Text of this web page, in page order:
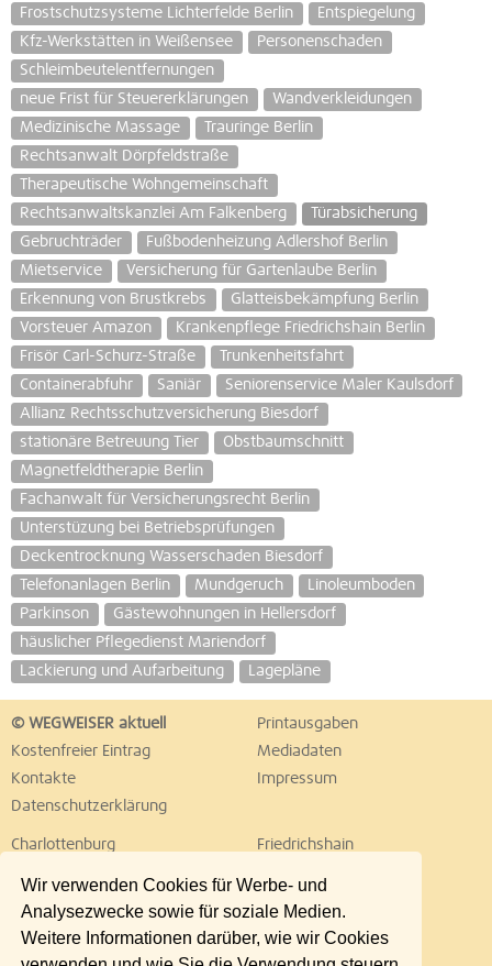
Wir verwenden Cookies für Werbe- und
Analysezwecke sowie für soziale Medien.
Weitere Informationen darüber, wie wir Cookies
Frostschutzsysteme Lichterfelde Berlin
Entspiegelung
Kfz-Werkstätten in Weißensee
Personenschaden
Schleimbeutelentfernungen
neue Frist für Steuererklärungen
Wandverkleidungen
Medizinische Massage
Trauringe Berlin
Rechtsanwalt Dörpfeldstraße
Therapeutische Wohngemeinschaft
Rechtsanwaltskanzlei Am Falkenberg
Türabsicherung
Gebruchträder
Fußbodenheizung Adlershof Berlin
Mietservice
Versicherung für Gartenlaube Berlin
Erkennung von Brustkrebs
Glatteisbekämpfung Berlin
Vorsteuer Amazon
Krankenpflege Friedrichshain Berlin
Frisör Carl-Schurz-Straße
Trunkenheitsfahrt
Containerabfuhr
Saniär
Seniorenservice Maler Kaulsdorf
Allianz Rechtsschutzversicherung Biesdorf
stationäre Betreuung Tier
Obstbaumschnitt
Magnetfeldtherapie Berlin
Fachanwalt für Versicherungsrecht Berlin
Unterstüzung bei Betriebsprüfungen
Deckentrocknung Wasserschaden Biesdorf
Telefonanlagen Berlin
Mundgeruch
Linoleumboden
Parkinson
Gästewohnungen in Hellersdorf
häuslicher Pflegedienst Mariendorf
Lackierung und Aufarbeitung
Lagepläne
© WEGWEISER aktuell
Printausgaben
Kostenfreier Eintrag
Mediadaten
Kontakte
Impressum
Datenschutzerklärung
Charlottenburg
Friedrichshain
Lichtenberg
Marzahn
Neukölln